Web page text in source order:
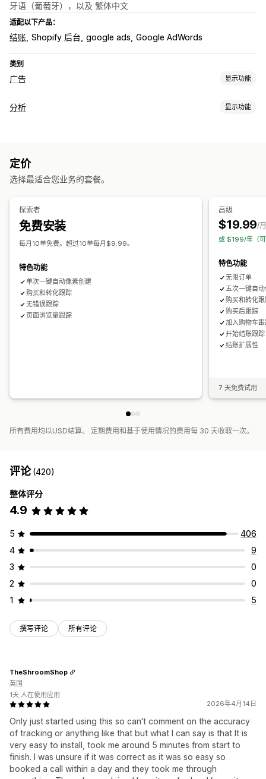
牙语（葡萄牙），以及 繁体中文
适配以下产品：
结账 Shopify 后台 google ads Google AdWords
类别
广告 显示功能
定向
网站
绩效分析
分析 显示功能
视觉和报告
分析控制面板 自定义控制面板
定价
选择最适合您业务的套餐。
探索者
免费安装
每月10单免费。超过10单每月$9.99。
特色功能
单次一键自动像素创建
购买和转化跟踪
无错误跟踪
页面浏览量跟踪
高级
$19.99/
或 $199/年（
特色功能
无限订单
五次一键自
购买和转化
购买后跟踪
加入购物车
开始结账跟踪
结账扩展性
7 天免费试用
所有费用均以USD结算。 定期费用和基于使用情况的费用每 30 天收取一次。
评论(420)
整体评分
4.9
5
406
4
9
3
0
2
0
1
5
撰写评论 所有评论
2026年4月14日
Only just started using this so can't comment on the accuracy
of tracking or anything like that but what I can say is that It is
very easy to install, took me around 5 minutes from start to
finish. I was unsure if it was correct as it was so easy so
booked a call within a day and they took me through
TheShroomShop
英国
1天 人在使用应用